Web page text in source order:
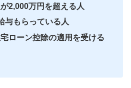
2,000万円を超える人
与もらっている人
ローン控除の適用を受ける